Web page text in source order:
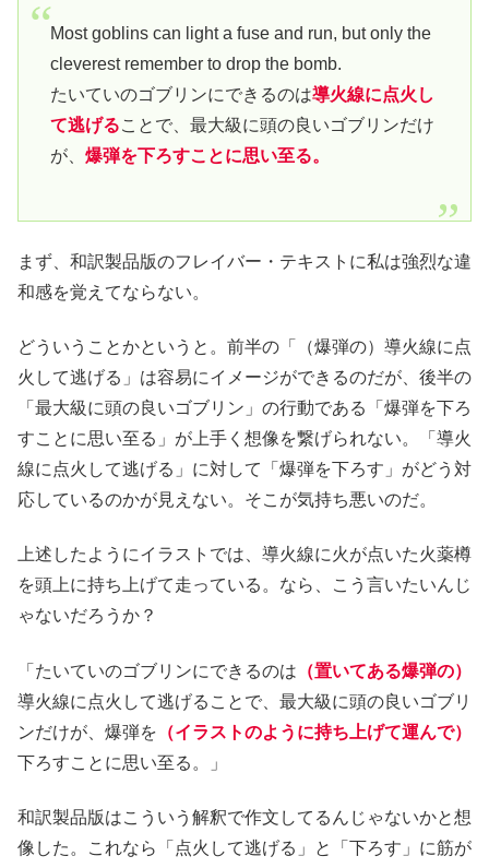
Most goblins can light a fuse and run, but only the
cleverest remember to drop the bomb.
たいていのゴブリンにできるのは導火線に点火し
て逃げることで、最大級に頭の良いゴブリンだけ
が、 爆弾を下ろすことに思い至る。
まず、和訳製品版のフレイバー・テキストに私は強烈な違
和感を覚えてならない。
どういうことかというと。前半の「（爆弾の）導火線に点
火して逃げる」は容易にイメージができるのだが、後半の
「最大級に頭の良いゴブリン」の行動である「爆弾を下ろ
すことに思い至る」が上手く想像を繋げられない。「導火
線に点火して逃げる」に対して「爆弾を下ろす」がどう対
応しているのかが見えない。そこが気持ち悪いのだ。
上述したようにイラストでは、導火線に火が点いた火薬樽
を頭上に持ち上げて走っている。なら、こう言いたいんじ
ゃないだろうか？
「たいていのゴブリンにできるのは （置いてある爆弾の）
導火線に点火して逃げることで、最大級に頭の良いゴブリ
ンだけが、爆弾を （イラストのように持ち上げて運んで）
下ろすことに思い至る。」
和訳製品版はこういう解釈で作文してるんじゃないかと想
像した。これなら「点火して逃げる」と「下ろす」に筋が